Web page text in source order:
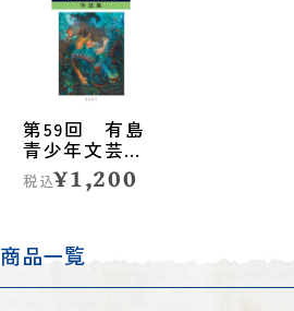
第59回 有島
青少年文芸賞
作品集
税込¥1,200
商品一覧